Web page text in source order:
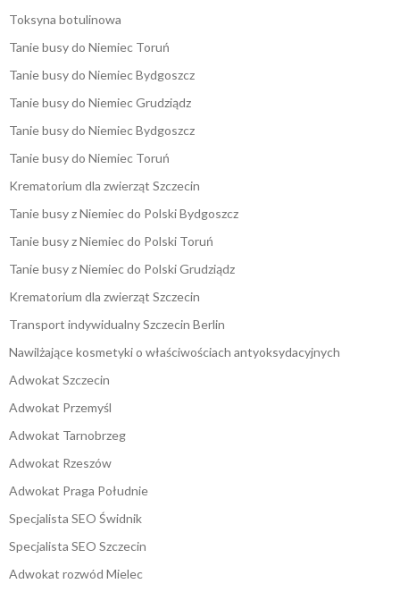
Toksyna botulinowa
Tanie busy do Niemiec Toruń
Tanie busy do Niemiec Bydgoszcz
Tanie busy do Niemiec Grudziądz
Tanie busy do Niemiec Bydgoszcz
Tanie busy do Niemiec Toruń
Krematorium dla zwierząt Szczecin
Tanie busy z Niemiec do Polski Bydgoszcz
Tanie busy z Niemiec do Polski Toruń
Tanie busy z Niemiec do Polski Grudziądz
Krematorium dla zwierząt Szczecin
Transport indywidualny Szczecin Berlin
Nawilżające kosmetyki o właściwościach antyoksydacyjnych
Adwokat Szczecin
Adwokat Przemyśl
Adwokat Tarnobrzeg
Adwokat Rzeszów
Adwokat Praga Południe
Specjalista SEO Świdnik
Specjalista SEO Szczecin
Adwokat rozwód Mielec